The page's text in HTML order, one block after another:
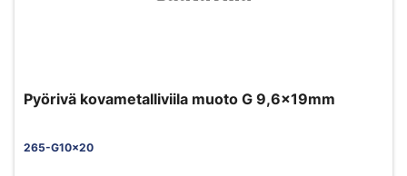
Pyörivä kovametalliviila muoto G 9,6x19mm
265-G10x20